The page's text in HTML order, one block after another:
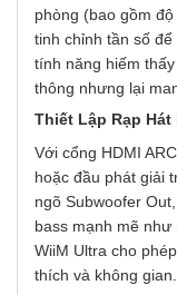
phòng (bao gồm
tinh chỉnh tần số
tính năng hiếm
thông nhưng lại
Thiết Lập Rạp Hát
Với cổng HDMI
hoặc đầu phát giải
ngõ Subwoofer
bass mạnh mẽ như
WiiM Ultra cho
thích và không gian.